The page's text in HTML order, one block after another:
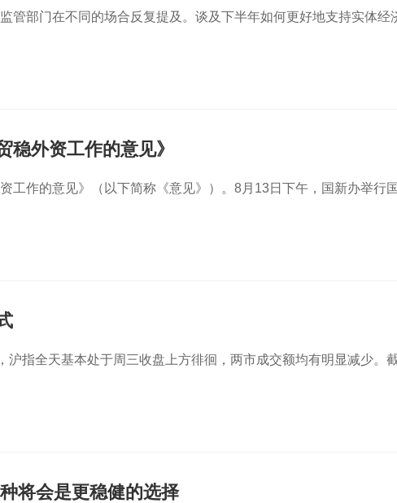
管部门在不同的场合反复提及。谈及下半年如何更好地支持实体经
稳外资工作的意见》
工作的意见》（以下简称《意见》）。8月13日下午，国新办举行
指全天基本处于周三收盘上方徘徊，两市成交额均有明显减少。
将会是更稳健的选择